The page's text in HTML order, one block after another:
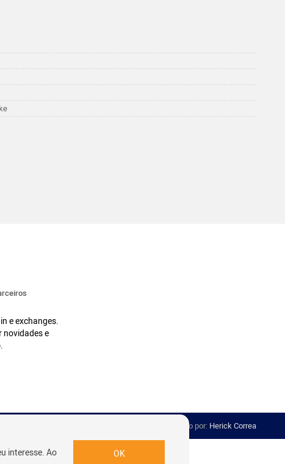
e exchanges.
novidades e
Desenvolvido por: Herick Correa
interesse. Ao
OK